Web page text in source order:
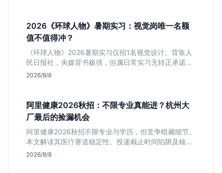
2026《环球人物》暑期实习：视觉岗唯一名额
值不值得冲？
《环球人物》2026暑期实习仅招1名视觉设计。背靠人
民日报社，央媒背书极强，但属日常实习无转正承诺。
适合追求高含金量简历、能接受严谨流程的设计生，想
2026/8/8
阿里健康2026秋招：不限专业真能进？杭州大
厂最后的捡漏机会
阿里健康2026秋招不限专业与学历，但竞争暗藏细节。
本文解读其医疗赛道稳定性、投递截止时间陷阱及核心
岗位面试节奏，帮应届生判断是否值得投入。
2026/8/8